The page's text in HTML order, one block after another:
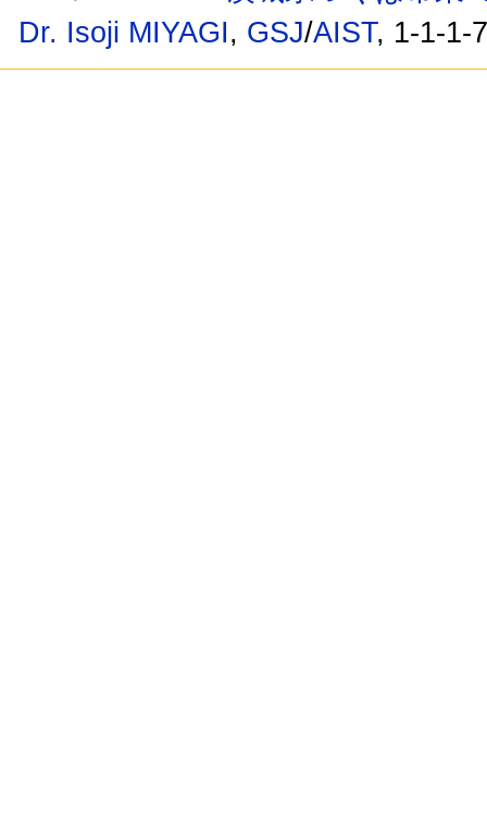
Dr. Isoji MIYAGI, GSJ/AIST, 1-1-1-